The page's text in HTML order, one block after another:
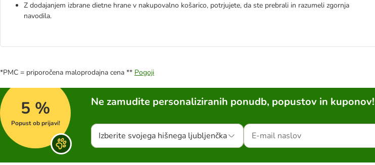
Z dodajanjem izbrane dietne hrane v nakupovalno košarico, potrjujete, da ste prebrali in razumeli zgornja
navodila.
*PMC = priporočena maloprodajna cena ** Pogoji
5 %
Popust ob prijavi!
Ne zamudite personaliziranih ponudb, popustov in kuponov!
Izberite svojega hišnega ljubljenčka